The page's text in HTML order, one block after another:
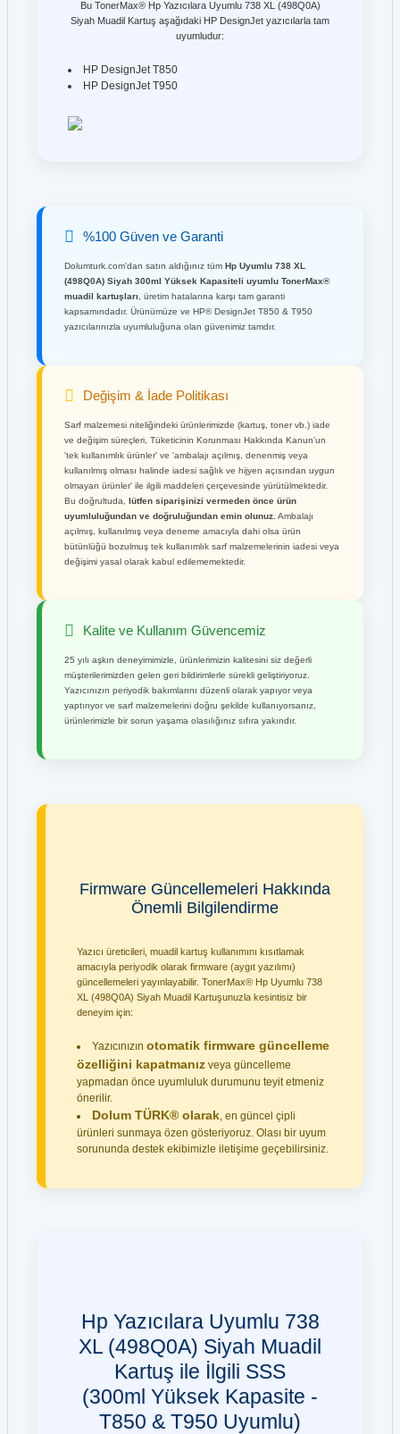
Bu TonerMax® Hp Yazıcılara Uyumlu 738 XL (498Q0A)
Siyah Muadil Kartuş aşağıdaki HP DesignJet yazıcılarla tam
uyumludur:
HP DesignJet T850
HP DesignJet T950
%100 Güven ve Garanti
Dolumturk.com'dan satın aldığınız tüm Hp Uyumlu 738 XL
(498Q0A) Siyah 300ml Yüksek Kapasiteli uyumlu TonerMax®
muadil kartuşları , üretim hatalarına karşı tam garanti
kapsamındadır. Ürünümüze ve HP® DesignJet T850 & T950
yazıcılarınızla uyumluluğuna olan güvenimiz tamdır.
Değişim & İade Politikası
Sarf malzemesi niteliğindeki ürünlerimizde (kartuş, toner vb.) iade
ve değişim süreçleri, Tüketicinin Korunması Hakkında Kanun'un
'tek kullanımlık ürünler' ve 'ambalajı açılmış, denenmiş veya
kullanılmış olması halinde iadesi sağlık ve hijyen açısından uygun
olmayan ürünler' ile ilgili maddeleri çerçevesinde yürütülmektedir.
Bu doğrultuda, lütfen siparişinizi vermeden önce ürün
uyumluluğundan ve doğruluğundan emin olunuz. Ambalajı
açılmış, kullanılmış veya deneme amacıyla dahi olsa ürün
bütünlüğü bozulmuş tek kullanımlık sarf malzemelerinin iadesi veya
değişimi yasal olarak kabul edilememektedir.
Kalite ve Kullanım Güvencemiz
25 yılı aşkın deneyimimizle, ürünlerimizin kalitesini siz değerli
müşterilerimizden gelen geri bildirimlerle sürekli geliştiriyoruz.
Yazıcınızın periyodik bakımlarını düzenli olarak yapıyor veya
yaptırıyor ve sarf malzemelerini doğru şekilde kullanıyorsanız,
ürünlerimizle bir sorun yaşama olasılığınız sıfıra yakındır.
Firmware Güncellemeleri Hakkında
Önemli Bilgilendirme
Yazıcı üreticileri, muadil kartuş kullanımını kısıtlamak
amacıyla periyodik olarak firmware (aygıt yazılımı)
güncellemeleri yayınlayabilir. TonerMax® Hp Uyumlu 738
XL (498Q0A) Siyah Muadil Kartuşunuzla kesintisiz bir
deneyim için:
Yazıcınızın otomatik firmware güncelleme
özelliğini kapatmanız veya güncelleme
yapmadan önce uyumluluk durumunu teyit etmeniz
önerilir.
Dolum TÜRK® olarak, en güncel çipli
ürünleri sunmaya özen gösteriyoruz. Olası bir uyum
sorununda destek ekibimizle iletişime geçebilirsiniz.
Hp Yazıcılara Uyumlu 738
XL (498Q0A) Siyah Muadil
Kartuş ile İlgili SSS
(300ml Yüksek Kapasite -
T850 & T950 Uyumlu)